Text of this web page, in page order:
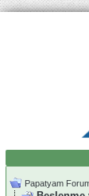
Papatyam